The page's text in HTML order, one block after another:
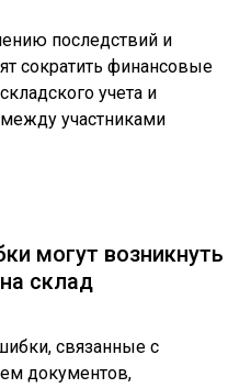
последствий и
сократить финансовые
учета и
участниками
могут возникнуть
склад
связанные с
документов,